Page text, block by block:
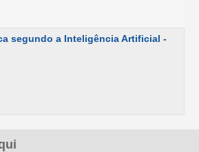
segundo a Inteligência Artificial -